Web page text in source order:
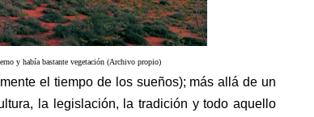
y había bastante vegetación (Archivo propio)
el tiempo de los sueños); más allá de un
la legislación, la tradición y todo aquello